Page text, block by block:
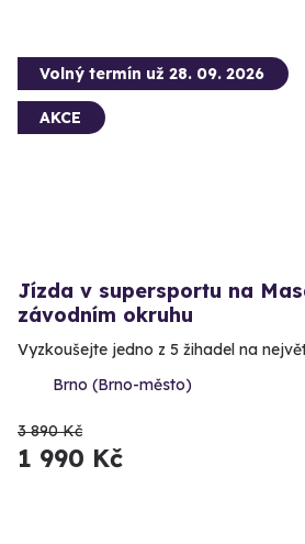
Volný termín už 28. 09. 2026
AKCE
Jízda v supersportu na
závodním okruhu
Vyzkoušejte jedno z 5 žihadel na
Brno (Brno-město)
3 890 Kč
1 990 Kč